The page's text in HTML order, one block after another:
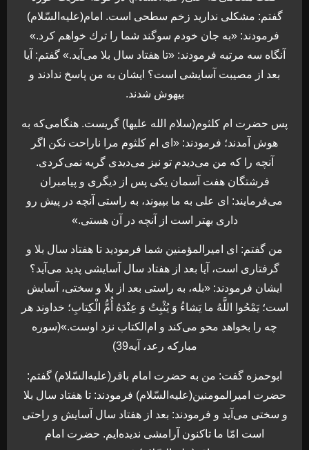
گفتم: مشکلی ندارید زخم سطحی است. امام(علیه‌السّلام)
فرمودند: «به جان خودم سوگند شما را ترك خواهم کرد.»
آنگاه سه مرتبه فرمودند: «تا هفتاد سال بلا می‌آید.» گفتم: آیا
بعد از مصیبت آسایشی است؟ ایشان به من پاسخ ندادند و
بیهوش شدند.
پس حضرت ام کلثوم(سلام الله علیها) گریست. هنگامی‌که به
هوش آمدند؛ فرمودند: «ای ام کلثوم مرا ناراحت نکن اگر
آنچه را که من می‌دیدم تو نیز می‌دیدی گریه نمی‌کردی.
فرشتگان هفت آسمان یکی پس از دیگری و پیامبران
می‌فرمایند: ای علی به ما بپیوند، به راستی آنچه در پیش رو
داری بهتر است از آنچه در آن هستی.»
من گفتم: ای امیرالمؤمنین شما فرمودید تا هفتاد سال بلا و
گرفتاری است، آیا بعد از هفتاد سال آسایشی پدید می‌آید؟
ایشان فرمودند: «بله، به راستی بعد از بلا و سختی، آسایش
است؛ یَمْحُوا اللَّهُ ما یَشاءُ وَ یُثْبِتُ وَ عِنْدَهُ أُمُّ الْکِتابِ؛ خداوند هر
چه را بخواهد محو می‌کند و ام‌الکتاب نزد اوست.»(سوره
مبارکه رعد، آیه39)
ابوحمزه گفت: من به حضرت امام باقر(علیه‌السّلام) گفتم:
حضرت امیرالمومنین(علیه‌السّلام) فرمودند: تا هفتاد سال بلا
و سختی می‌آید و فرمودند: بعد از هفتاد سال آسایش و راحتی
است امّا ما تاکنون آرامشی ندیده‌ایم. حضرت امام